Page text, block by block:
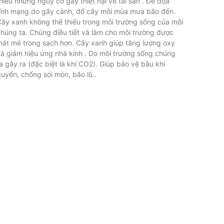
mạng do gãy cành, đổ cây mỗi mùa mưa bão đến.
xanh không thể thiếu trong môi trường sống của mỗi
ta. Chúng điều tiết và làm cho môi trường được
mẻ trong sạch hơn. Cây xanh giúp tăng lượng oxy
giảm hiệu ứng nhà kính . Do môi trường sống chúng
gây ra (đặc biệt là khí CO2). Giúp bảo vệ bầu khí
chống sói mòn, bão lũ..